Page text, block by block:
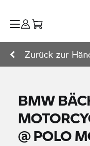
Zurück zur
BMW
@ POLO